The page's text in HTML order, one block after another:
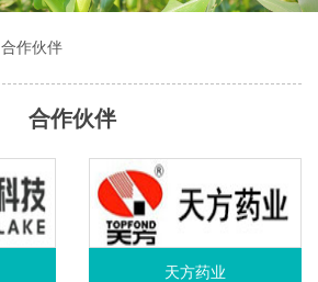
合作伙伴
合作伙伴
天方药业